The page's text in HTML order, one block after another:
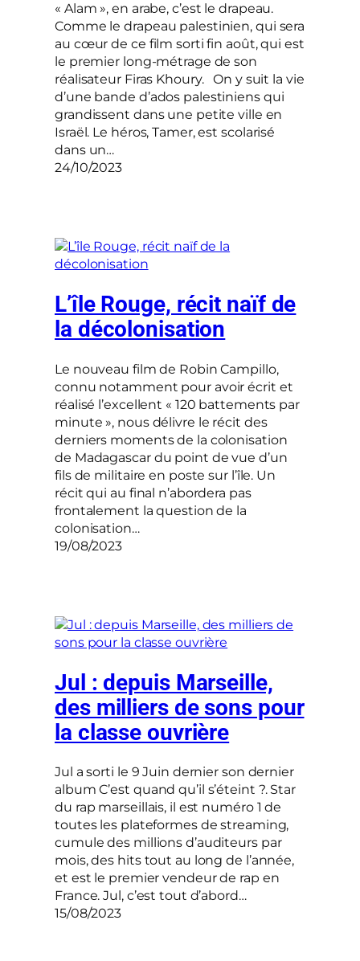
« Alam », en arabe, c’est le drapeau.
Comme le drapeau palestinien, qui sera
au cœur de ce film sorti fin août, qui est
le premier long-métrage de son
réalisateur Firas Khoury. On y suit la vie
d’une bande d’ados palestiniens qui
grandissent dans une petite ville en
Israël. Le héros, Tamer, est scolarisé
dans un…
24/10/2023
L’île Rouge, récit naïf de
la décolonisation
Le nouveau film de Robin Campillo,
connu notamment pour avoir écrit et
réalisé l’excellent « 120 battements par
minute », nous délivre le récit des
derniers moments de la colonisation
de Madagascar du point de vue d’un
fils de militaire en poste sur l’île. Un
récit qui au final n’abordera pas
frontalement la question de la
colonisation…
19/08/2023
Jul : depuis Marseille,
des milliers de sons pour
la classe ouvrière
Jul a sorti le 9 Juin dernier son dernier
album C’est quand qu’il s’éteint ?. Star
du rap marseillais, il est numéro 1 de
toutes les plateformes de streaming,
cumule des millions d’auditeurs par
mois, des hits tout au long de l’année,
et est le premier vendeur de rap en
France. Jul, c’est tout d’abord…
15/08/2023